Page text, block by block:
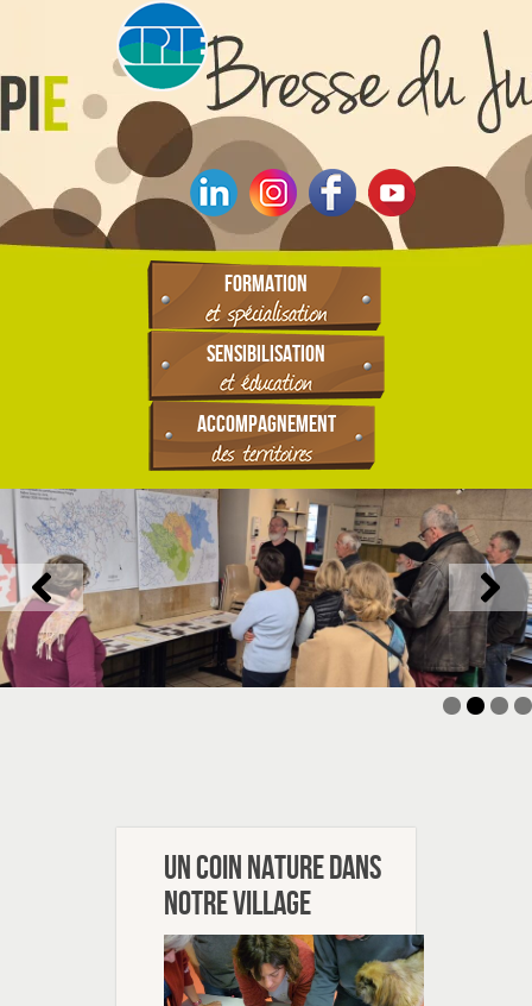
FORMATION
SENSIBILISATION
ACCOMPAGNEMENT
Un coin nature dans
notre village